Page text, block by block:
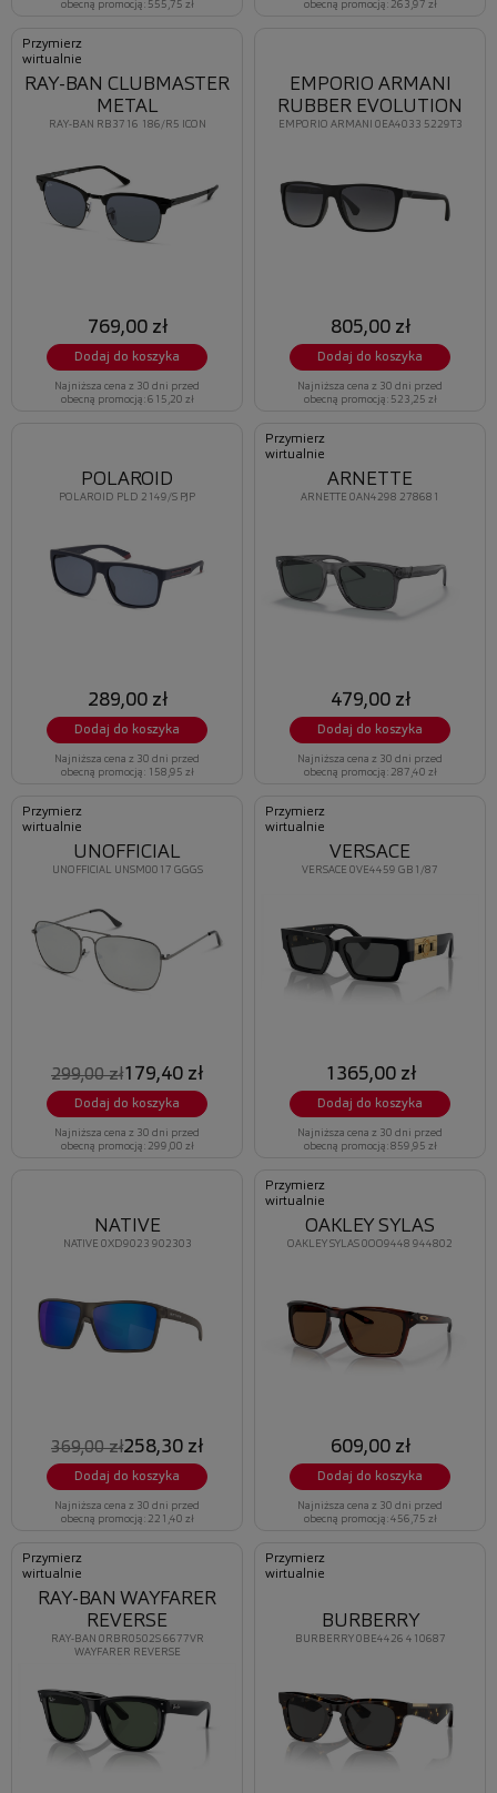
obecną promocją: 555,75 zł obecną promocją: 263,97 zł
Przymierz
wirtualnie
RAY-BAN RB3716 186/R5 ICON
RAY-BAN CLUBMASTER
METAL
769,00 zł
Dodaj do koszyka
Najniższa cena z 30 dni przed
obecną promocją: 615,20 zł
EMPORIO ARMANI 0EA4033 5229T3
EMPORIO ARMANI
RUBBER EVOLUTION
805,00 zł
Dodaj do koszyka
Najniższa cena z 30 dni przed
obecną promocją: 523,25 zł
POLAROID PLD 2149/S PJP
POLAROID
289,00 zł
Dodaj do koszyka
Najniższa cena z 30 dni przed
obecną promocją: 158,95 zł
Przymierz
wirtualnie
ARNETTE 0AN4298 278681
ARNETTE
479,00 zł
Dodaj do koszyka
Najniższa cena z 30 dni przed
obecną promocją: 287,40 zł
Przymierz
wirtualnie
UNOFFICIAL UNSM0017 GGGS
UNOFFICIAL
299,00 zł179,40 zł
Dodaj do koszyka
Najniższa cena z 30 dni przed
obecną promocją: 299,00 zł
Przymierz
wirtualnie
VERSACE 0VE4459 GB1/87
VERSACE
1365,00 zł
Dodaj do koszyka
Najniższa cena z 30 dni przed
obecną promocją: 859,95 zł
NATIVE 0XD9023 902303
NATIVE
369,00 zł258,30 zł
Dodaj do koszyka
Najniższa cena z 30 dni przed
obecną promocją: 221,40 zł
Przymierz
wirtualnie
OAKLEY SYLAS 0OO9448 944802
OAKLEY SYLAS
609,00 zł
Dodaj do koszyka
Najniższa cena z 30 dni przed
obecną promocją: 456,75 zł
Przymierz
wirtualnie
RAY-BAN 0RBR0502S 6677VR
WAYFARER REVERSE
RAY-BAN WAYFARER
REVERSE
Przymierz
wirtualnie
BURBERRY 0BE4426 410687
BURBERRY